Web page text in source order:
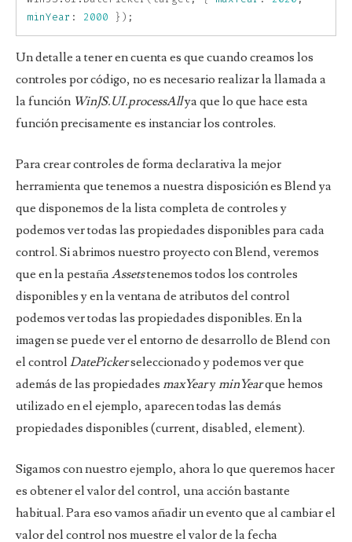
minYear : 2000 });
Un detalle a tener en cuenta es que cuando creamos los
controles por código, no es necesario realizar la llamada a
la función WinJS.UI.processAllya que lo que hace esta
función precisamente es instanciar los controles.
Para crear controles de forma declarativa la mejor
herramienta que tenemos a nuestra disposición es Blend ya
que disponemos de la lista completa de controles y
podemos ver todas las propiedades disponibles para cada
control. Si abrimos nuestro proyecto con Blend, veremos
que en la pestañaAssetstenemos todos los controles
disponibles y en la ventana de atributos del control
podemos ver todas las propiedades disponibles. En la
imagen se puede ver el entorno de desarrollo de Blend con
el control DatePickerseleccionado y podemos ver que
además de las propiedades maxYearyminYearque hemos
utilizado en el ejemplo, aparecen todas las demás
propiedades disponibles (current, disabled, element).
Sigamos con nuestro ejemplo, ahora lo que queremos hacer
es obtener el valor del control, una acción bastante
habitual. Para eso vamos añadir un evento que al cambiar el
valor del control nos muestre el valor de la fecha